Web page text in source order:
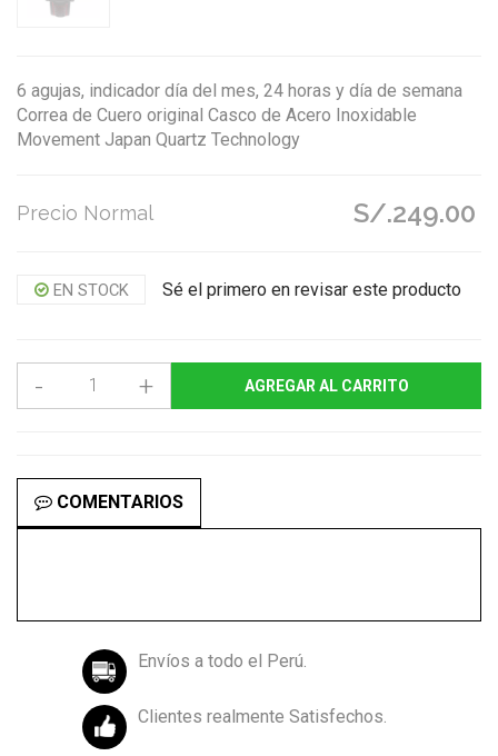
6 agujas, indicador día del mes, 24 horas y día de semana
Correa de Cuero original Casco de Acero Inoxidable
Movement Japan Quartz Technology
Precio Normal S/.249.00
EN STOCK Sé el primero en revisar este producto
+
- AGREGAR AL CARRITO
COMENTARIOS
Envíos a todo el Perú.
Clientes realmente Satisfechos.